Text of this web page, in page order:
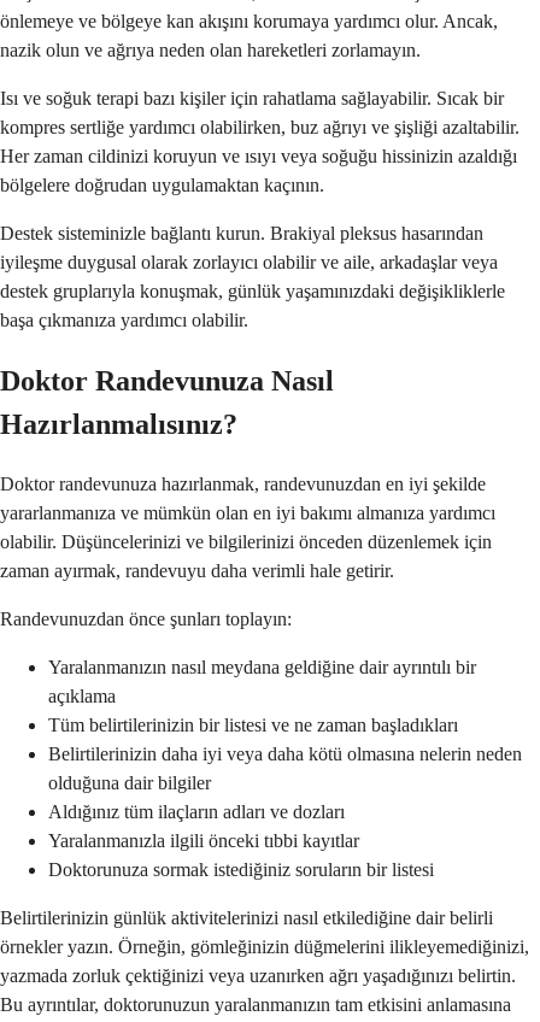
önlemeye ve bölgeye kan akışını korumaya yardımcı olur. Ancak,
nazik olun ve ağrıya neden olan hareketleri zorlamayın.
Isı ve soğuk terapi bazı kişiler için rahatlama sağlayabilir. Sıcak bir
kompres sertliğe yardımcı olabilirken, buz ağrıyı ve şişliği azaltabilir.
Her zaman cildinizi koruyun ve ısıyı veya soğuğu hissinizin azaldığı
bölgelere doğrudan uygulamaktan kaçının.
Destek sisteminizle bağlantı kurun. Brakiyal pleksus hasarından
iyileşme duygusal olarak zorlayıcı olabilir ve aile, arkadaşlar veya
destek gruplarıyla konuşmak, günlük yaşamınızdaki değişikliklerle
başa çıkmanıza yardımcı olabilir.
Doktor Randevunuza Nasıl
Hazırlanmalısınız?
Doktor randevunuza hazırlanmak, randevunuzdan en iyi şekilde
yararlanmanıza ve mümkün olan en iyi bakımı almanıza yardımcı
olabilir. Düşüncelerinizi ve bilgilerinizi önceden düzenlemek için
zaman ayırmak, randevuyu daha verimli hale getirir.
Randevunuzdan önce şunları toplayın:
Yaralanmanızın nasıl meydana geldiğine dair ayrıntılı bir
açıklama
Tüm belirtilerinizin bir listesi ve ne zaman başladıkları
Belirtilerinizin daha iyi veya daha kötü olmasına nelerin neden
olduğuna dair bilgiler
Aldığınız tüm ilaçların adları ve dozları
Yaralanmanızla ilgili önceki tıbbi kayıtlar
Doktorunuza sormak istediğiniz soruların bir listesi
Belirtilerinizin günlük aktivitelerinizi nasıl etkilediğine dair belirli
örnekler yazın. Örneğin, gömleğinizin düğmelerini ilikleyemediğinizi,
yazmada zorluk çektiğinizi veya uzanırken ağrı yaşadığınızı belirtin.
Bu ayrıntılar, doktorunuzun yaralanmanızın tam etkisini anlamasına